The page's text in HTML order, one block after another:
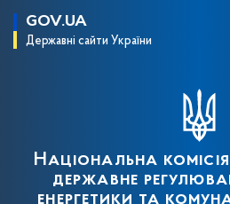
GOV.UA
Державні сайти України
Національна
державне
енергетики та